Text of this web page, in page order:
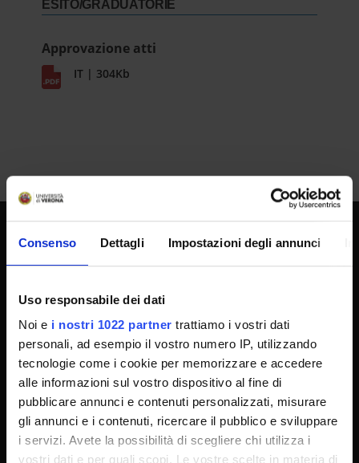
Consenso Dettagli Impostazioni degli annunci
Uso responsabile dei dati
Noi e i nostri 1022 partner trattiamo i vostri dati
personali, ad esempio il vostro numero IP, utilizzando
tecnologie come i cookie per memorizzare e accedere
alle informazioni sul vostro dispositivo al fine di
pubblicare annunci e contenuti personalizzati, misurare
gli annunci e i contenuti, ricercare il pubblico e sviluppare
i servizi. Avete la possibilità di scegliere chi utilizza i
vostri dati e per quali scopi. Le vostre scelte in materia di
ESITO/GRADUATORIE
Approvazione atti
IT | 304Kb
SPORTELLO ATENEO
Albo Ufficiale
Concorsi
Gare di appalto
Atti di notifica
Note legali